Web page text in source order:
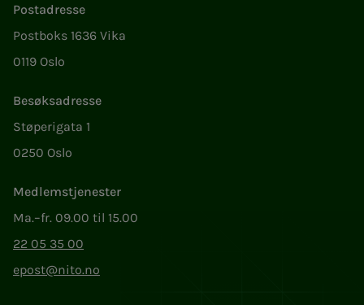
Postadresse
Postboks 1636 Vika
0119 Oslo
Besøksadresse
Støperigata 1
0250 Oslo
Medlemstjenester
Ma.–fr. 09.00 til 15.00
22 05 35 00
epost@nito.no